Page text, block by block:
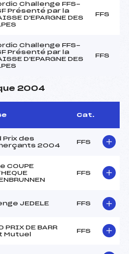
Challenge FFS-
Présenté par la
D'EPARGNE DES
FFS
Challenge FFS-
Présenté par la
D'EPARGNE DES
FFS
2004
Cat.
Prix des
2004
FFS
COUPE
FFS
JEDELE FFS
PRIX DE BARR
Mutuel
FFS